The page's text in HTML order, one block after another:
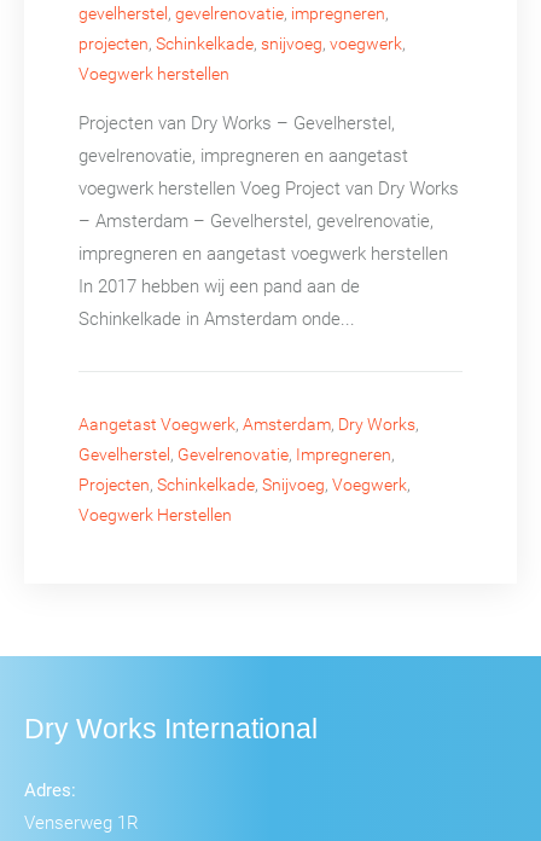
gevelherstel, gevelrenovatie, impregneren,
projecten, Schinkelkade, snijvoeg, voegwerk,
Voegwerk herstellen
Projecten van Dry Works – Gevelherstel,
gevelrenovatie, impregneren en aangetast
voegwerk herstellen Voeg Project van Dry Works
– Amsterdam – Gevelherstel, gevelrenovatie,
impregneren en aangetast voegwerk herstellen
In 2017 hebben wij een pand aan de
Schinkelkade in Amsterdam onde...
Aangetast Voegwerk, Amsterdam, Dry Works,
Gevelherstel, Gevelrenovatie, Impregneren,
Projecten, Schinkelkade, Snijvoeg, Voegwerk,
Voegwerk Herstellen
Dry Works International
Adres:
Venserweg 1R